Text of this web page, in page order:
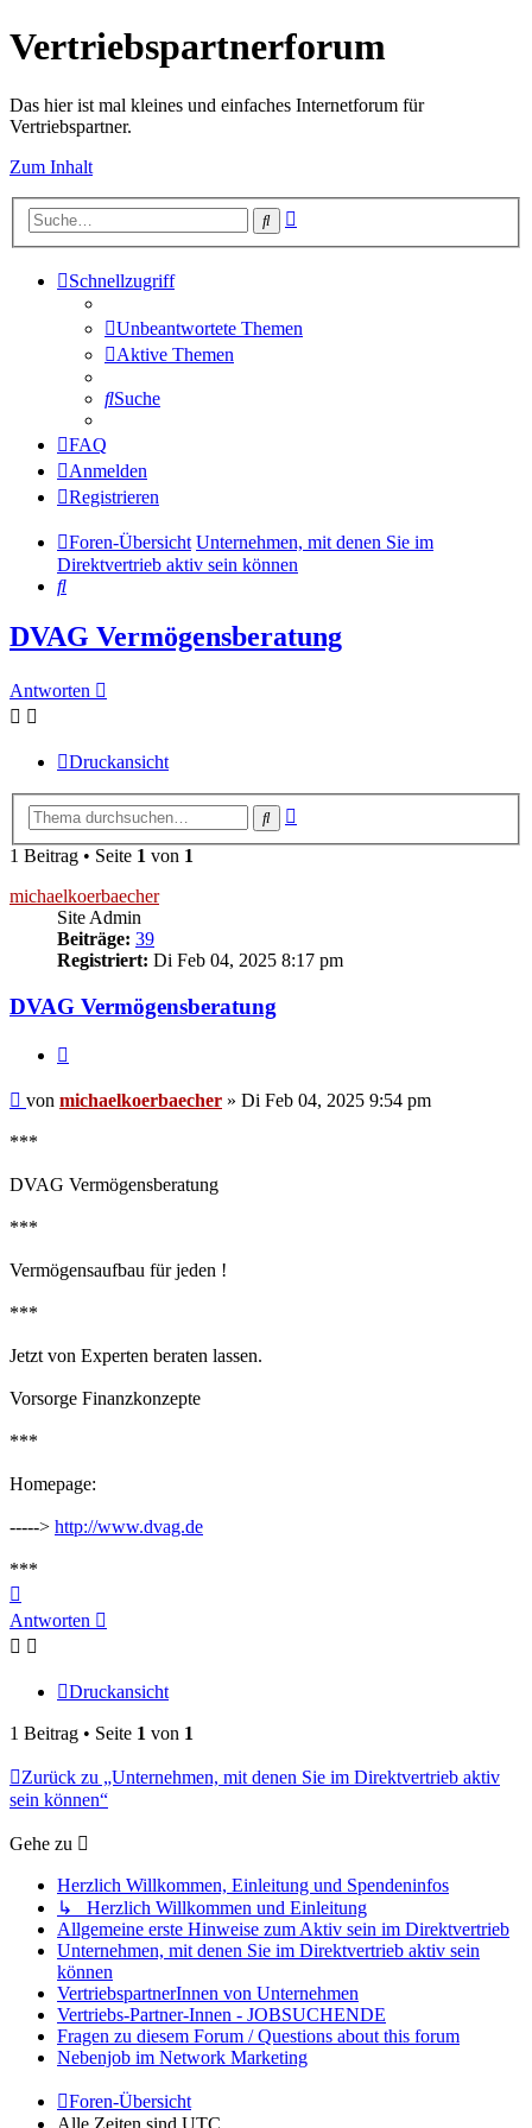
Vertriebspartnerforum
Das hier ist mal kleines und einfaches Internetforum für
Vertriebspartner.
Zum Inhalt
Suche
Schnellzugriff
Unbeantwortete Themen
Aktive Themen
Suche
FAQ
Anmelden
Registrieren
Foren-Übersicht Unternehmen, mit denen Sie im
Direktvertrieb aktiv sein können
Suche
DVAG Vermögensberatung‎
Antworten
Druckansicht
Suche
1 Beitrag • Seite 1 von 1
michaelkoerbaecher
Site Admin
Beiträge: 39
Registriert: Di Feb 04, 2025 8:17 pm
DVAG Vermögensberatung‎
Beitrag
von michaelkoerbaecher » Di Feb 04, 2025 9:54 pm
***
DVAG Vermögensberatung‎
***
Vermögensaufbau für jeden !
***
Jetzt von Experten beraten lassen.
Vorsorge Finanzkonzepte
***
Homepage:
-----> http://www.dvag.de
***
oben
Antworten
Druckansicht
1 Beitrag • Seite 1 von 1
Zurück zu „Unternehmen, mit denen Sie im Direktvertrieb aktiv
sein können“
Gehe zu
Herzlich Willkommen, Einleitung und Spendeninfos
↳ Herzlich Willkommen und Einleitung
Allgemeine erste Hinweise zum Aktiv sein im Direktvertrieb
Unternehmen, mit denen Sie im Direktvertrieb aktiv sein
können
VertriebspartnerInnen von Unternehmen
Vertriebs-Partner-Innen - JOBSUCHENDE
Fragen zu diesem Forum / Questions about this forum
Nebenjob im Network Marketing
Foren-Übersicht